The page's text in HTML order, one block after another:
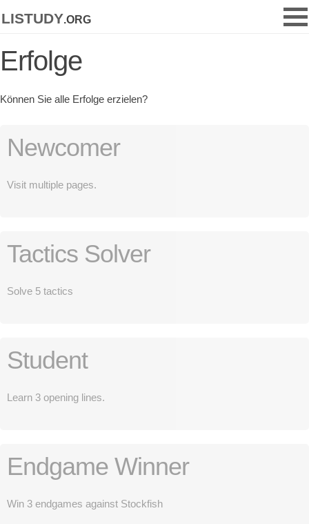
listudy.org
Erfolge
Können Sie alle Erfolge erzielen?
Newcomer
Visit multiple pages.
Tactics Solver
Solve 5 tactics
Student
Learn 3 opening lines.
Endgame Winner
Win 3 endgames against Stockfish